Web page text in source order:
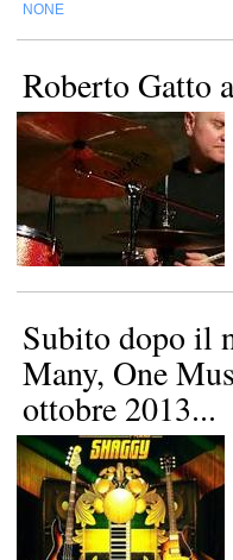
NONE
Roberto Gatto
Subito dopo il
Many, One
ottobre 2013...